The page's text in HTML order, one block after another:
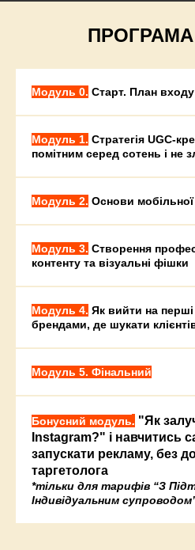
ПРОГРАМА
Модуль 0. Старт. План
Модуль 1. Стратегія UGC-
помітним серед сотень і не
Модуль 2. Основи
Модуль 3. Створення
контенту та візуальні фішки
Модуль 4. Як вийти на
брендами, де шукати
Модуль 5. Фінальний
Бонусний модуль. "Як
Instagram?" і навчитись
запускати рекламу, без
таргетолога
*тільки для тарифів “З
Індивідуальним